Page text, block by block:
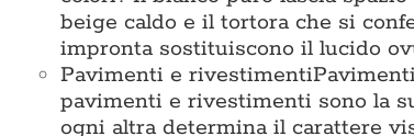
beige caldo e il tortora che si
impronta sostituiscono il lucido
Pavimenti e rivestimenti
pavimenti e rivestimenti sono la
ogni altra determina il carattere